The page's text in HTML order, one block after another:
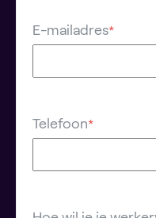
E-mailadres*
Telefoon*